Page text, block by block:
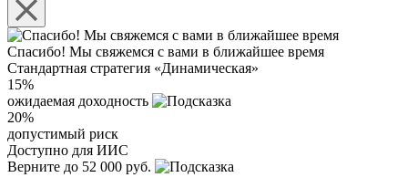
Спасибо! Мы свяжемся с вами в ближайшее время
Стандартная стратегия «Динамическая»
15%
ожидаемая доходность
20%
допустимый риск
Доступно для ИИС
Верните до 52 000 руб.